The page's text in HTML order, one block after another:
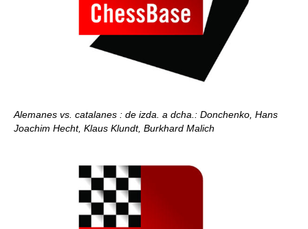
Alemanes vs. catalanes : de izda. a dcha.: Donchenko, Hans
Joachim Hecht, Klaus Klundt, Burkhard Malich